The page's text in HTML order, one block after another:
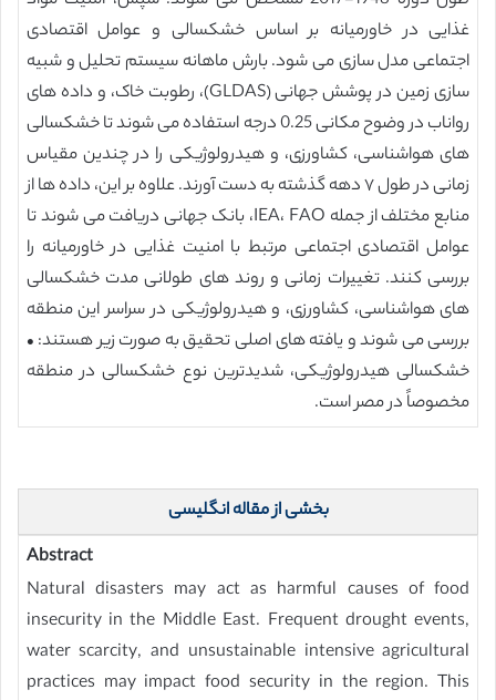
غذایی در خاورمیانه بر اساس خشکسالی و عوامل اقتصادی
اجتماعی مدل سازی می شود. بارش ماهانه سیستم تحلیل و شبیه
سازی زمین در پوشش جهانی (GLDAS)، رطوبت خاک، و داده های
رواناب در وضوح مکانی 0.25 درجه استفاده می شوند تا خشکسالی
های هواشناسی، کشاورزی، و هیدرولوژیکی را در چندین مقیاس
زمانی در طول ۷ دهه گذشته به دست آورند. علاوه بر این، داده ها از
منابع مختلف از جمله IEA، FAO، بانک جهانی دریافت می شوند تا
عوامل اقتصادی اجتماعی مرتبط با امنیت غذایی در خاورمیانه را
بررسی کنند. تغییرات زمانی و روند های طولانی مدت خشکسالی
های هواشناسی، کشاورزی، و هیدرولوژیکی در سراسر این منطقه
بررسی می شوند و یافته های اصلی تحقیق به صورت زیر هستند: •
خشکسالی هیدرولوژیکی، شدیدترین نوع خشکسالی در منطقه
مخصوصاً در مصر است.
بخشی از مقاله انگلیسی
Abstract
Natural disasters may act as harmful causes of food
insecurity in the Middle East. Frequent drought events,
water scarcity, and unsustainable intensive agricultural
practices may impact food security in the region. This